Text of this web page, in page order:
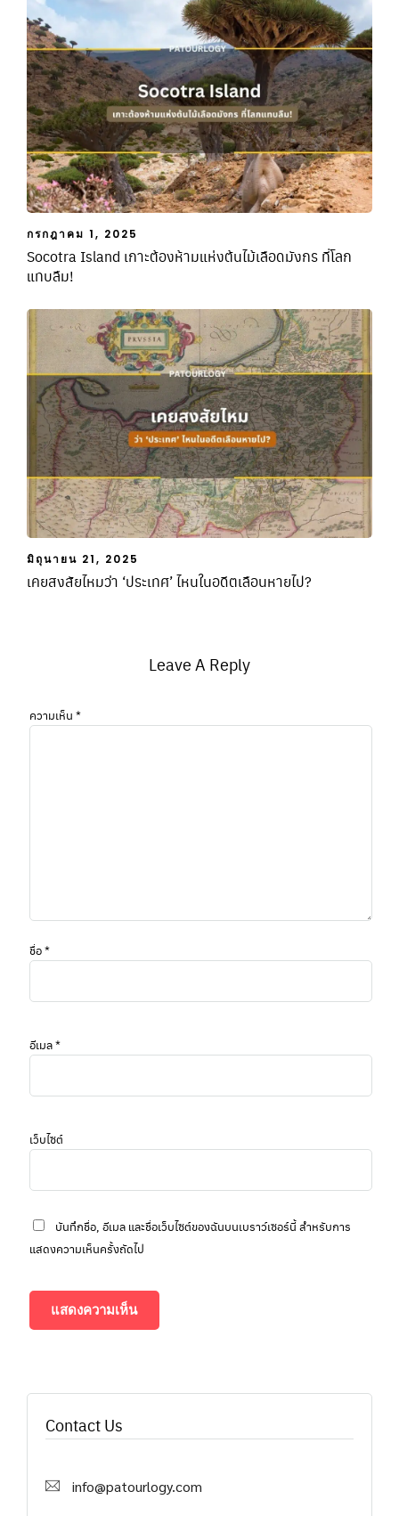
กรกฎาคม 1, 2025
Socotra Island เกาะต้องห้ามแห่งต้นไม้เลือดมังกร ที่โลก
แทบลืม!
มิถุนายน 21, 2025
เคยสงสัยไหมว่า ‘ประเทศ’ ไหนในอดีตเลือนหายไป?
Leave A Reply
ความเห็น *
ชื่อ*
อีเมล*
เว็บไซต์
บันทึกชื่อ, อีเมล และชื่อเว็บไซต์ของฉันบนเบราว์เซอร์นี้ สำหรับการ
แสดงความเห็นครั้งถัดไป
Contact Us
info@patourlogy.com